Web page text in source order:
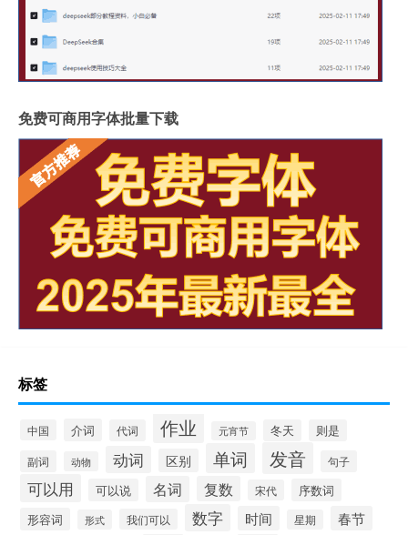
免费可商用字体批量下载
标签
中国 介词 代词 作业 元宵节 冬天
则是
副词
动物 动词 区别 单词 发音 句子
可以用 可以说 名词 复数 宋代
序数词
形容词
形式 我们可以 数字 时间 星期 春节